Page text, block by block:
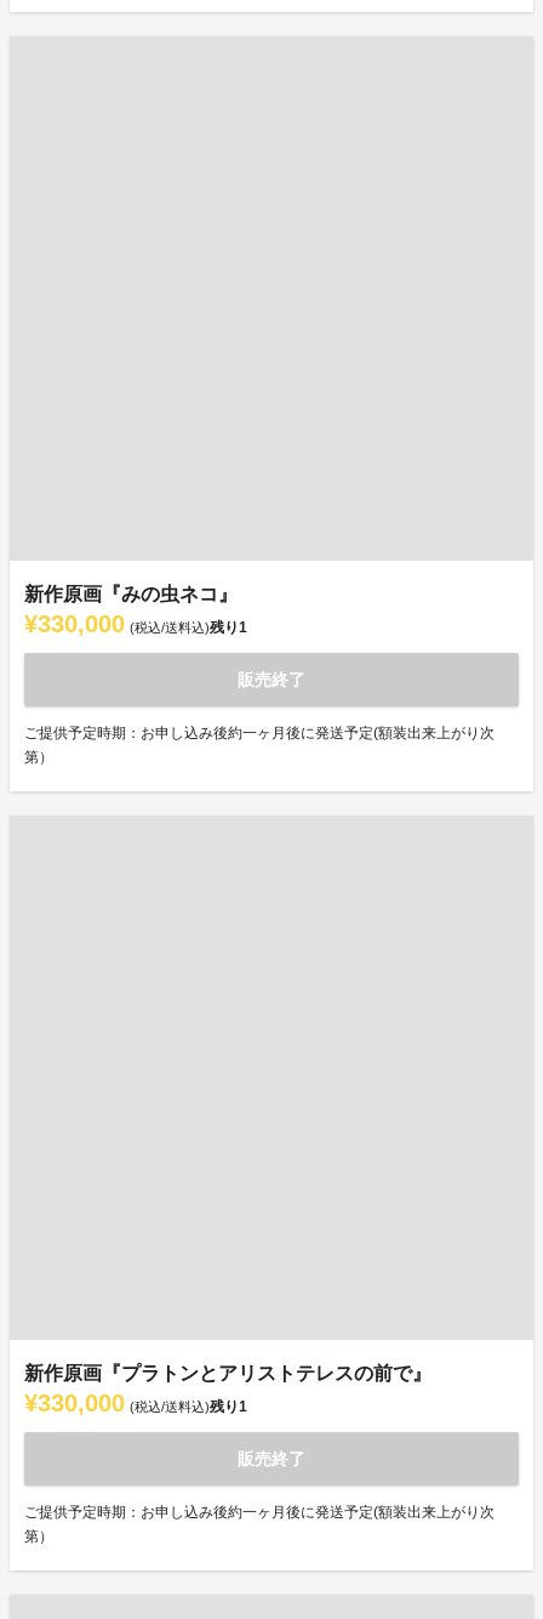
新作原画『みの虫ネコ』
¥330,000 (税込/送料込)残り1
販売終了
ご提供予定時期：お申し込み後約一ヶ月後に発送予定(額装出来上がり次
第）
新作原画『プラトンとアリストテレスの前で』
¥330,000 (税込/送料込)残り1
販売終了
ご提供予定時期：お申し込み後約一ヶ月後に発送予定(額装出来上がり次
第）